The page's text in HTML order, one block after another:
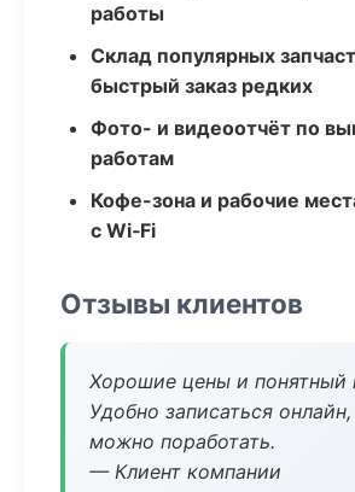
работы
Склад популярных
быстрый заказ редких
Фото- и видеоотчёт по
работам
Кофе-зона и рабочие
с Wi‑Fi
Отзывы клиентов
Хорошие цены и понятный
Удобно записаться
можно поработать.
— Клиент компании